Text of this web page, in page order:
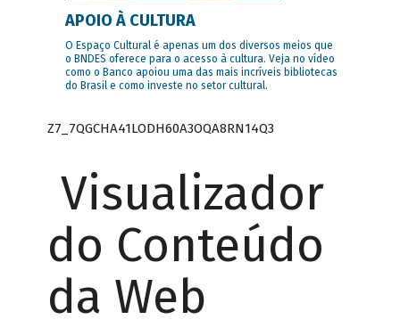
APOIO À CULTURA
O Espaço Cultural é apenas um dos diversos meios que
o BNDES oferece para o acesso à cultura. Veja no vídeo
como o Banco apoiou uma das mais incríveis bibliotecas
do Brasil e como investe no setor cultural.
Z7_7QGCHA41LODH60A3OQA8RN14Q3
Visualizador
do Conteúdo
da Web